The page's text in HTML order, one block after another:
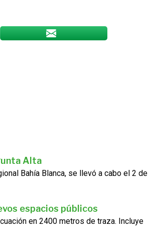
Alta
Bahía Blanca, se llevó a cabo el 2 de
espacios públicos
en 2400 metros de traza. Incluye